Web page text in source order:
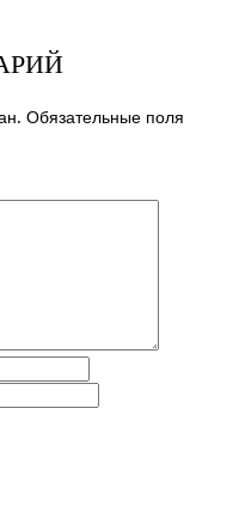
Обязательные поля